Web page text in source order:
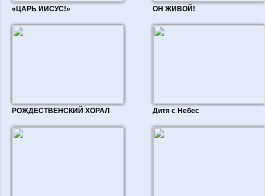
«ЦАРЬ ИИСУС!» ОН ЖИВОЙ!
РОЖДЕСТВЕНСКИЙ ХОРАЛ Дитя с Небес